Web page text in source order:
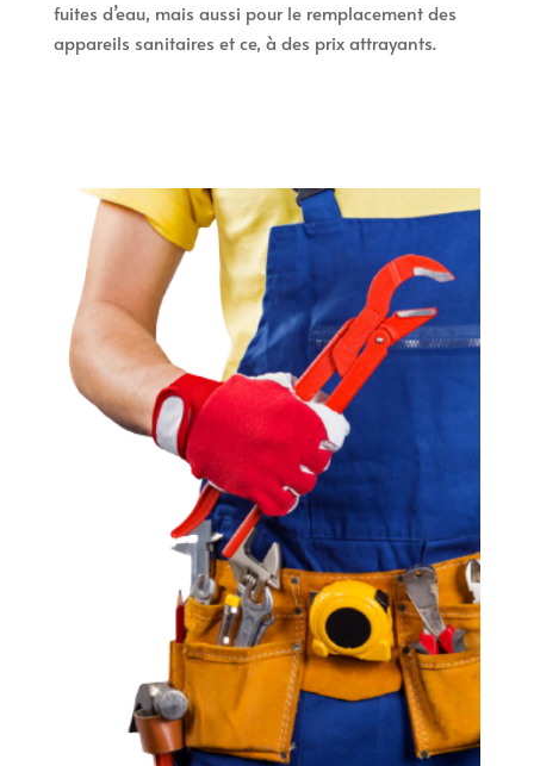
fuites d’eau, mais aussi pour le remplacement des
appareils sanitaires et ce, à des prix attrayants.